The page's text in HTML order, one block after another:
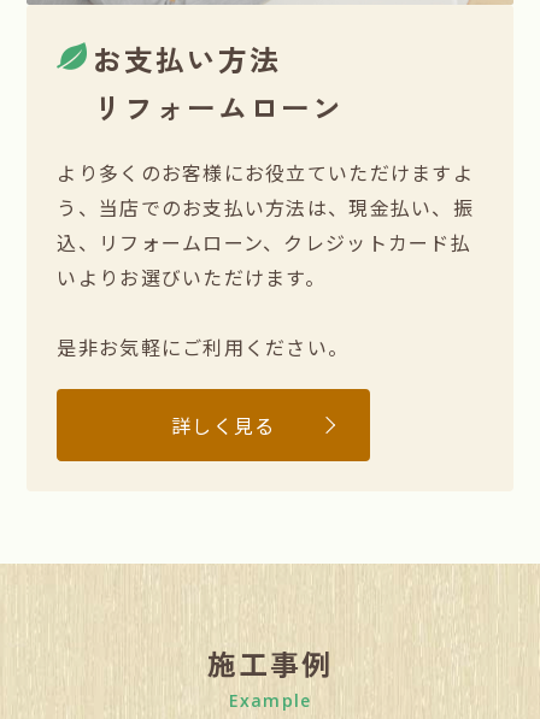
お支払い方法
リフォームローン
より多くのお客様にお役立ていただけますよ
う、当店でのお支払い方法は、現金払い、振
込、リフォームローン、クレジットカード払
いよりお選びいただけます。
是非お気軽にご利用ください。
詳しく見る
施工事例
Example